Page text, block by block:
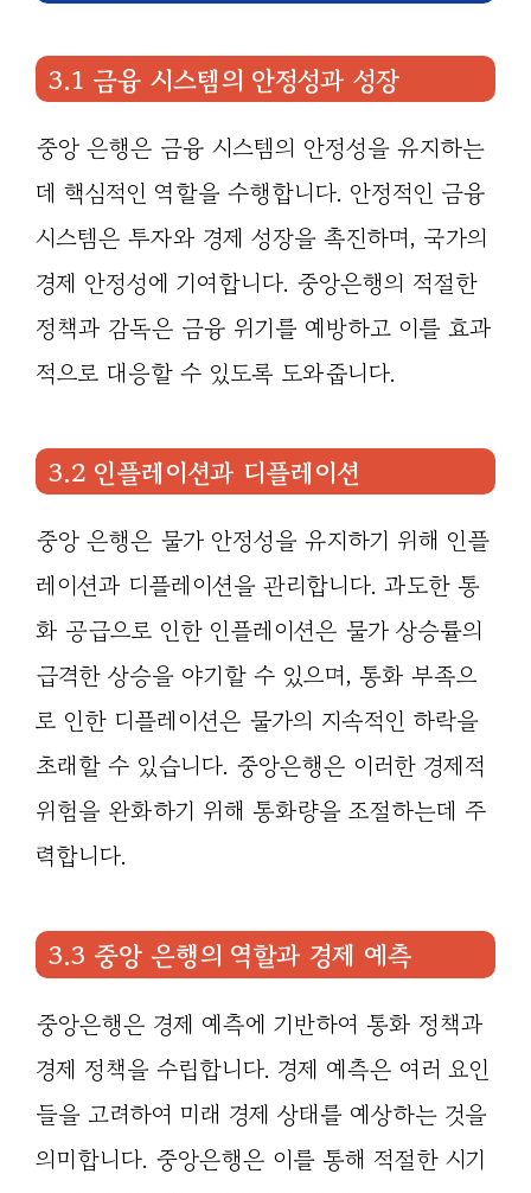
3.1 금융 시스템의 안정성과 성장
중앙 은행은 금융 시스템의 안정성을 유지하는
데 핵심적인 역할을 수행합니다. 안정적인 금융
시스템은 투자와 경제 성장을 촉진하며, 국가의
경제 안정성에 기여합니다. 중앙은행의 적절한
정책과 감독은 금융 위기를 예방하고 이를 효과
적으로 대응할 수 있도록 도와줍니다.
3.2 인플레이션과 디플레이션
중앙 은행은 물가 안정성을 유지하기 위해 인플
레이션과 디플레이션을 관리합니다. 과도한 통
화 공급으로 인한 인플레이션은 물가 상승률의
급격한 상승을 야기할 수 있으며, 통화 부족으
로 인한 디플레이션은 물가의 지속적인 하락을
초래할 수 있습니다. 중앙은행은 이러한 경제적
위험을 완화하기 위해 통화량을 조절하는데 주
력합니다.
3.3 중앙 은행의 역할과 경제 예측
중앙은행은 경제 예측에 기반하여 통화 정책과
경제 정책을 수립합니다. 경제 예측은 여러 요인
들을 고려하여 미래 경제 상태를 예상하는 것을
의미합니다. 중앙은행은 이를 통해 적절한 시기